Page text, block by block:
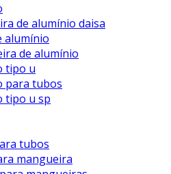
de alumínio daisa
alumínio
de alumínio
tipo u
para tubos
tipo u sp
tubos
mangueira